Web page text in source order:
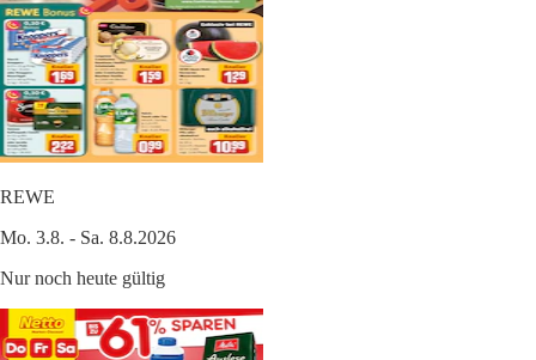
REWE
Mo. 3.8. - Sa. 8.8.2026
Nur noch heute gültig